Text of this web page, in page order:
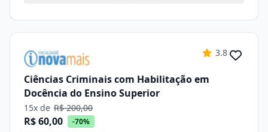
3.8
Ciências Criminais com Habilitação em
Docência do Ensino Superior
15x de R$ 200,00
R$ 60,00 -70%